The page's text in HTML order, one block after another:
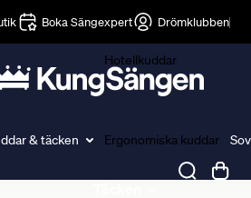
Boka Sängexpert Drömklubben
& täcken
Hotellkuddar
Ergonomiska kuddar